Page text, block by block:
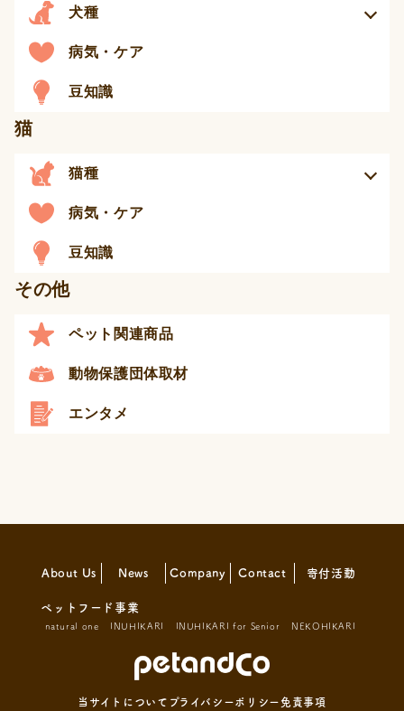
犬種
病気・ケア
豆知識
猫
猫種
病気・ケア
豆知識
その他
ペット関連商品
動物保護団体取材
エンタメ
About Us News Company Contact 寄付活動
ペットフード事業
natural one INUHIKARI INUHIKARI for Senior NEKOHIKARI
当サイトについて プライバシーポリシー 免責事項